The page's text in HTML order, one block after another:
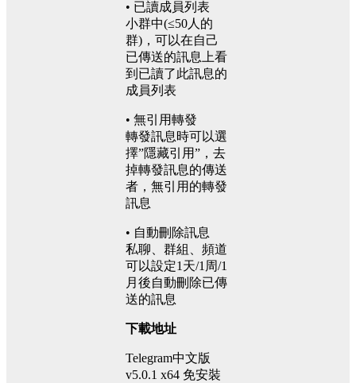
• 已讀成員列表
小群中(≤50人的
群)，可以在自己
已傳送的訊息上看
到已讀了此訊息的
成員列表
• 無引用轉發
轉發訊息時可以選
擇”隱藏引用”，去
掉轉發訊息的傳送
者，無引用的轉發
訊息
• 自動刪除訊息
私聊、群組、頻道
可以設定1天/1周/1
月後自動刪除已傳
送的訊息
下載地址
Telegram中文版
v5.0.1 x64 免安裝